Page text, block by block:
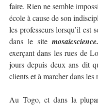
faire. Rien ne semble
école à cause de son
les professeurs lorsqu’il est
dans le site mosaicscience.
exerçant dans les rues de
jours depuis deux ans dit
clients et à marcher dans les
Au Togo, et dans la